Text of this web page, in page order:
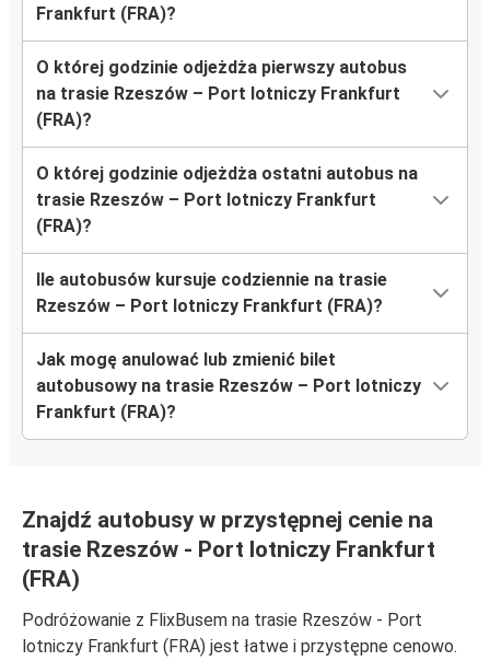
Frankfurt (FRA)?
O której godzinie odjeżdża pierwszy autobus
na trasie Rzeszów – Port lotniczy Frankfurt
(FRA)?
O której godzinie odjeżdża ostatni autobus na
trasie Rzeszów – Port lotniczy Frankfurt
(FRA)?
Ile autobusów kursuje codziennie na trasie
Rzeszów – Port lotniczy Frankfurt (FRA)?
Jak mogę anulować lub zmienić bilet
autobusowy na trasie Rzeszów – Port lotniczy
Frankfurt (FRA)?
Znajdź autobusy w przystępnej cenie na
trasie Rzeszów - Port lotniczy Frankfurt
(FRA)
Podróżowanie z FlixBusem na trasie Rzeszów - Port
lotniczy Frankfurt (FRA) jest łatwe i przystępne cenowo.